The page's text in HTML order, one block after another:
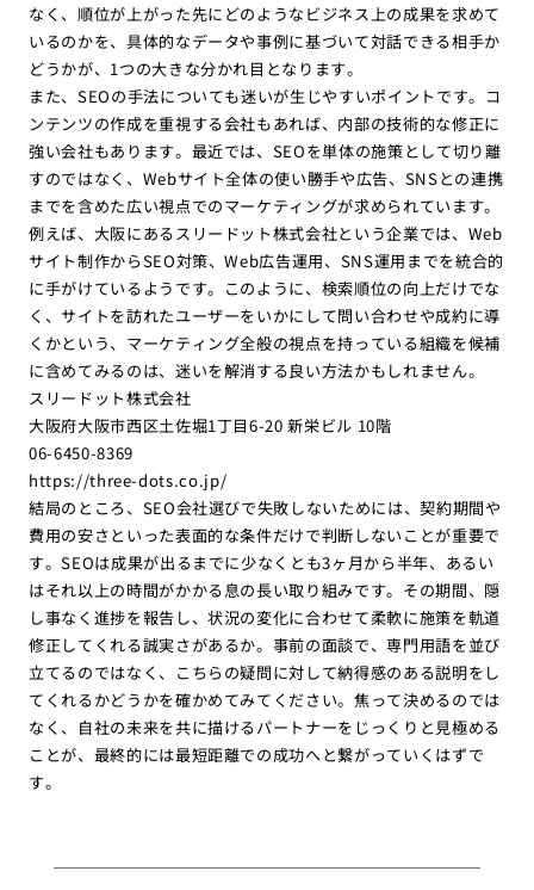
なく、順位が上がった先にどのようなビジネス上の成果を求めて
いるのかを、具体的なデータや事例に基づいて対話できる相手か
どうかが、1つの大きな分かれ目となります。
また、SEOの手法についても迷いが生じやすいポイントです。コ
ンテンツの作成を重視する会社もあれば、内部の技術的な修正に
強い会社もあります。最近では、SEOを単体の施策として切り離
すのではなく、Webサイト全体の使い勝手や広告、SNSとの連携
までを含めた広い視点でのマーケティングが求められています。
例えば、大阪にあるスリードット株式会社という企業では、Web
サイト制作からSEO対策、Web広告運用、SNS運用までを統合的
に手がけているようです。このように、検索順位の向上だけでな
く、サイトを訪れたユーザーをいかにして問い合わせや成約に導
くかという、マーケティング全般の視点を持っている組織を候補
に含めてみるのは、迷いを解消する良い方法かもしれません。
スリードット株式会社
大阪府大阪市西区土佐堀1丁目6-20 新栄ビル 10階
06-6450-8369
https://three-dots.co.jp/
結局のところ、SEO会社選びで失敗しないためには、契約期間や
費用の安さといった表面的な条件だけで判断しないことが重要で
す。SEOは成果が出るまでに少なくとも3ヶ月から半年、あるい
はそれ以上の時間がかかる息の長い取り組みです。その期間、隠
し事なく進捗を報告し、状況の変化に合わせて柔軟に施策を軌道
修正してくれる誠実さがあるか。事前の面談で、専門用語を並び
立てるのではなく、こちらの疑問に対して納得感のある説明をし
てくれるかどうかを確かめてみてください。焦って決めるのでは
なく、自社の未来を共に描けるパートナーをじっくりと見極める
ことが、最終的には最短距離での成功へと繋がっていくはずで
す。